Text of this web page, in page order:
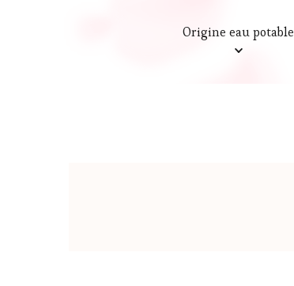
Origine eau potable